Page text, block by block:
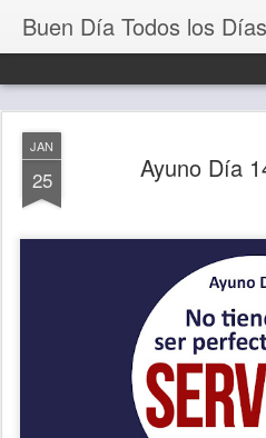
Buen Día Todos los Días
JAN
25 Ayuno Día